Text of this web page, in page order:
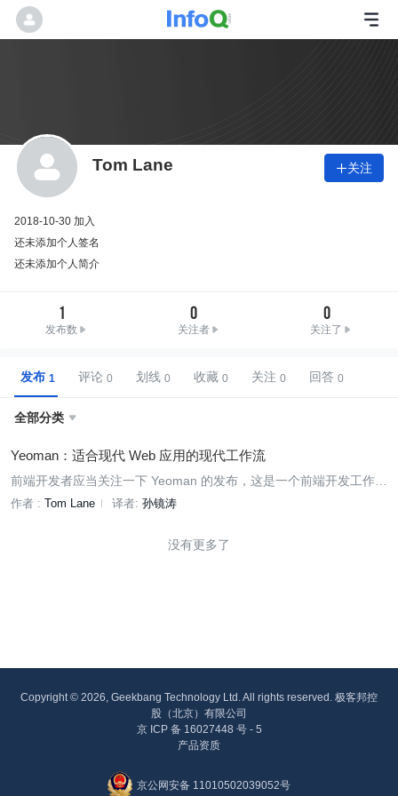
Tom Lane 关注
2018-10-30 加入
还未添加个人签名
还未添加个人简介
1
发布数
0
关注者
0
关注了
发布 评论 划线 收藏 关注 回答
全部分类 
Yeoman：适合现代 Web 应用的现代工作流
前端开发者应当关注一下 Yeoman 的发布，这是一个前端开发工作
流。
作者 : Tom Lane 译者: 孙镜涛
没有更多了
Copyright © 2026, Geekbang Technology Ltd. All rights reserved. 极客邦控
股（北京）有限公司
京 ICP 备 16027448 号 - 5
产品资质
京公网安备 11010502039052号